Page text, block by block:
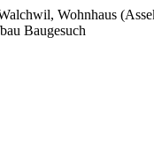
Wohnhaus
Baugesuch